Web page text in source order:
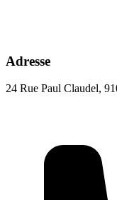
Adresse
24 Rue Paul Claudel,